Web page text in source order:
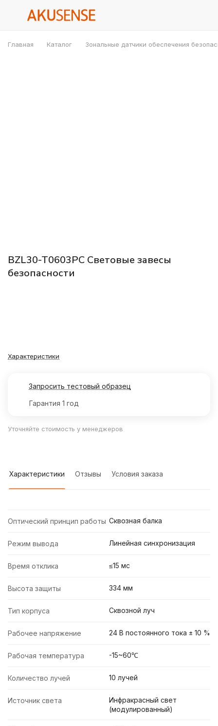
Главная Каталог Зональные датчики обеспечения
BZL30-T0603PC Световые завесы
безопасности
Характеристики
Запросить тестовый образец
Гарантия 1 год
Уточняйте стоимость у менеджеров
Характеристики Отзывы Условия заказа
Оптический принцип работы Сквозная балка
Режим вывода Линейная синхронизация
Время отклика ≤15 мс
Высота защиты 334 мм
Тип корпуса Сквозной луч
Рабочее напряжение 24 В постоянного тока ± 10 %
Рабочая температура -15~60℃
Количество лучей 10 лучей
Источник света
Инфракрасный свет
(модулированный)